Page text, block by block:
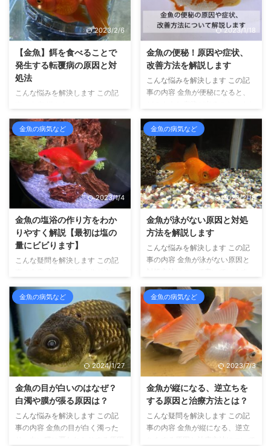
2023/2/6
【金魚】餌を食べることで
発生する転覆病の原因と対
処法
こんな悩みを解決します この記
て発生する転覆病の原因と治療方
法について書いています こんに
ちは、せいじです。 10年以上に
わたって金魚を飼育し、多くの転
覆病の金魚と接してきました。
転覆病が発生する場面として、餌
を食べた直後、というのがあげら
れます。 その原因は、消化不良
を起こして体内にガスがたまるか
らです。 ガスがたまると、金魚
の身体は風船のような状態となっ
て、水面に浮きあがるのです。
金魚が消化不良を起こす原因をま
金魚の消化不良の原因 餌の量 ...
2023/1/18
金魚の便秘！原因や症状、
改善方法を解説します
こんな悩みを解決します この記
事の内容 金魚が便秘になると、
書いています こんにちは、せい
じです。 金魚の飼育を10年以上
しており、金魚のふるさと奈良県
大和郡山市より金魚マイスターの
認定を受けています。 さて、金
魚も人間と同じように便秘になる
ことがあります。 そして、便秘
くなります。 たとえば、免疫力
が低下したり、病気になったりと
いったことが起こりやすくなるの
です。 ですから、普段から便の
金魚の病気など
2023/1/4
金魚の塩浴の作り方をわか
りやすく解説【最初は塩の
量にビビります】
こんな疑問を解決します この記
と、塩浴を作る際の注意点につい
て書いています こんにちは、せ
いじです。金魚の飼育を10年ぐ
らいしています。 今回は、金魚
の塩浴の作り方について書いてい
きます。 塩浴は金魚を健康に飼
育するにあたって、なくてはなら
ない知識、技術ですね。なので、
作り方をマスターしていただけた
らと思います。 なお、塩浴全体
については金魚の塩水浴とは？や
り方や効果などわかりやすく解説
金魚の病気など
2023/2/18
金魚が泳がない原因と対処
方法を解説します
こんな悩みを解決します この記
事の内容 金魚が泳がない原因と
がないときに、なにかしらの対応
が必要な状態なのかどうかを判断
することができます こんにち
は、せいじです。 金魚の飼育を
10年以上しており、金魚のふる
さと奈良県大和郡山市より、金魚
マイスターの認定を受けています
魅力的な金魚さんたちですが、ふ
と水槽をのぞいたときに水槽の底
や水面のすみっこでじっとしてい
る、なんて姿を見かけること、あ
金魚の病気など
2024/1/27
金魚の目が白いのはなぜ？
白濁や膜が張る原因は？
こんな悩みを解決します この記
事の内容 金魚の目が白く濁った
金魚の病気など
2023/7/3
金魚が縦になる、逆立ちを
する原因と治療方法とは？
こんな疑問を解決します この記
事の内容 金魚が縦になる、逆立